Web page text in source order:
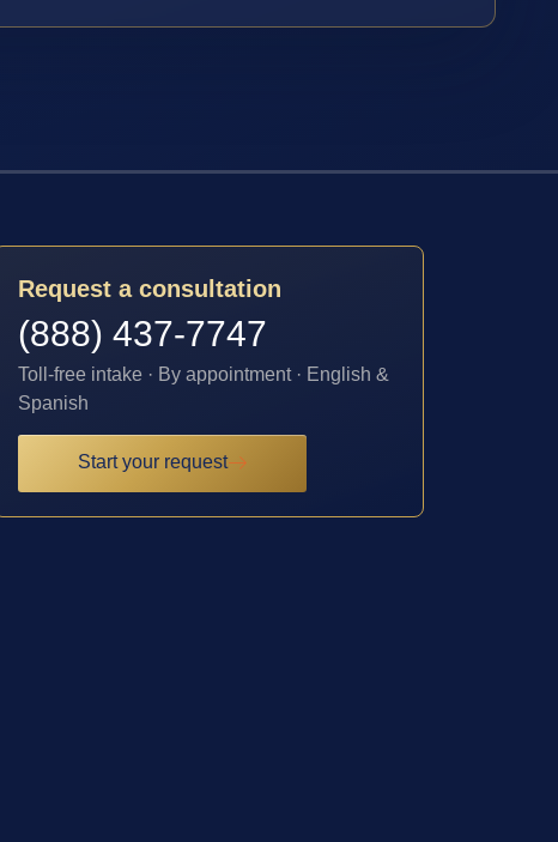
Request a consultation
(888) 437-7747
Toll-free intake · By appointment · English &
Spanish
Start your request